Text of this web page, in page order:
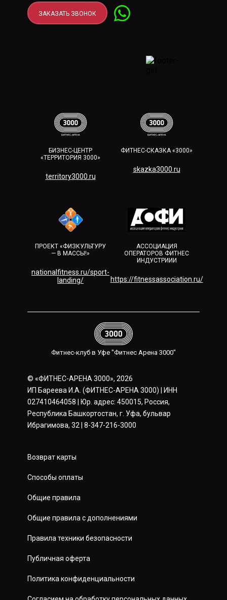
ЗАКАЗАТЬ ЗВОНОК
БИЗНЕС-ЦЕНТР
«ТЕРРИТОРИЯ 3000»
territory3000.ru​
ФИТНЕС-СКАЗКА «3000»
skazka3000.ru
ПРОЕКТ «ФИЗКУЛЬТУРУ
— В МАССЫ!»
nationalfitness.ru/sport-
landing/
АССОЦИАЦИЯ
ОПЕРАТОРОВ ФИТНЕС
ИНДУСТРИИИ
https://fitnessassociation.ru/
Фитнес-клуб в Уфе "Фитнес Арена 3000"
© «ФИТНЕС-АРЕНА 3000», 2026
ИП Бареева И.А. (ФИТНЕС-АРЕНА 3000) | ИНН
027410464058 | Юр. адрес: 450015, Россия,
Республика Башкортостан, г. Уфа, бульвар
Ибрагимова, 32 | 8-347-216-3000
Возврат карты
Способы оплаты
Общие правила
Общие правила с дополнениями
Правила техники безопасности
Публичная оферта
Политика конфиденциальности